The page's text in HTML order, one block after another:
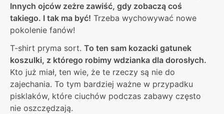
Innych ojców zeżre zawiść, gdy zobaczą coś
takiego. I tak ma być! Trzeba wychowywać nowe
pokolenie fanów!
T-shirt pryma sort. To ten sam kozacki gatunek
koszulki, z którego robimy wdzianka dla dorosłych.
Kto już miał, ten wie, że te rzeczy są nie do
zajechania. To tym bardziej ważne w przypadku
pisklaków, które ciuchów podczas zabawy często
nie oszczędzają.